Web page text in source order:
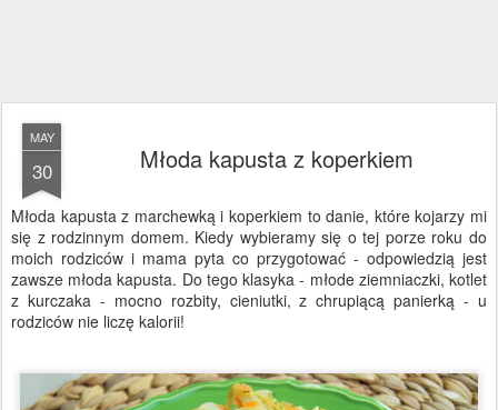
MAY
30 Młoda kapusta z koperkiem
Młoda kapusta z marchewką i koperkiem to danie, które kojarzy mi
się z rodzinnym domem. Kiedy wybieramy się o tej porze roku do
moich rodziców i mama pyta co przygotować - odpowiedzią jest
zawsze młoda kapusta. Do tego klasyka - młode ziemniaczki, kotlet
z kurczaka - mocno rozbity, cieniutki, z chrupiącą panierką - u
rodziców nie liczę kalorii!